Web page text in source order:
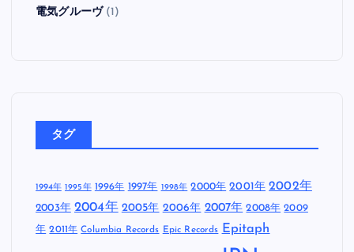
電気グルーヴ(1)
タグ
1994年 1995年 1996年 1997年 1998年 2000年 2001年 2002年
2003年 2004年 2005年 2006年 2007年 2008年 2009
年 2011年 Columbia Records Epic Records Epitaph